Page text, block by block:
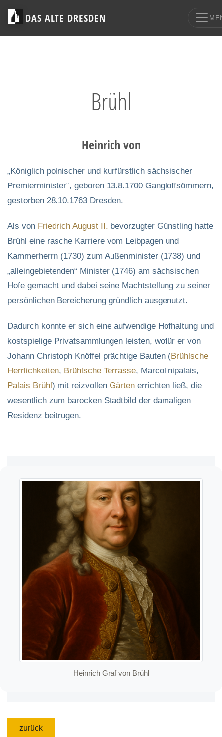
DAS ALTE DRESDEN
Brühl
Heinrich von
„Königlich polnischer und kurfürstlich sächsischer
Premierminister“, geboren 13.8.1700 Gangloffsömmern,
gestorben 28.10.1763 Dresden.
Als von Friedrich August II. bevorzugter Günstling hatte
Brühl eine rasche Karriere vom Leibpagen und
Kammerherrn (1730) zum Außenminister (1738) und
„alleingebietenden“ Minister (1746) am sächsischen
Hofe gemacht und dabei seine Machtstellung zu seiner
persönlichen Bereicherung gründlich ausgenutzt.
Dadurch konnte er sich eine aufwendige Hofhaltung und
kostspielige Privatsammlungen leisten, wofür er von
Johann Christoph Knöffel prächtige Bauten (Brühlsche
Herrlichkeiten, Brühlsche Terrasse, Marcolinipalais,
Palais Brühl) mit reizvollen Gärten errichten ließ, die
wesentlich zum barocken Stadtbild der damaligen
Residenz beitrugen.
Heinrich Graf von Brühl
zurück